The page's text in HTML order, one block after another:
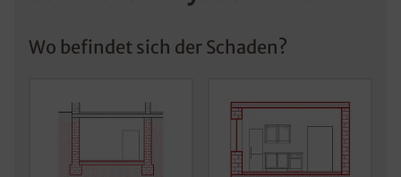
Wo befindet sich der Schaden?